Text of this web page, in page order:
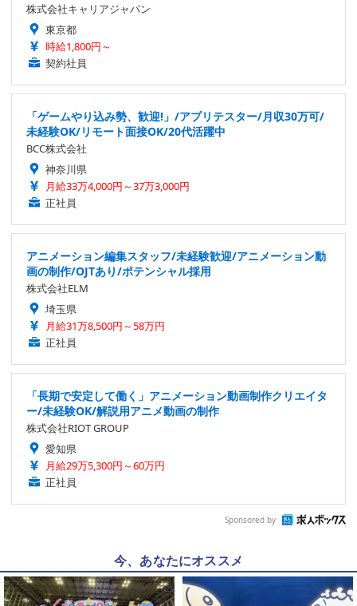
株式会社キャリアジャパン
東京都
時給1,800円～
契約社員
「ゲームやり込み勢、歓迎!」/アプリテスター/月収30万可/
未経験OK/リモート面接OK/20代活躍中
BCC株式会社
神奈川県
月給33万4,000円～37万3,000円
正社員
アニメーション編集スタッフ/未経験歓迎/アニメーション動
画の制作/OJTあり/ポテンシャル採用
株式会社ELM
埼玉県
月給31万8,500円～58万円
正社員
「長期で安定して働く」アニメーション動画制作クリエイタ
ー/未経験OK/解説用アニメ動画の制作
株式会社RIOT GROUP
愛知県
月給29万5,300円～60万円
正社員
Sponsored by
今、あなたにオススメ